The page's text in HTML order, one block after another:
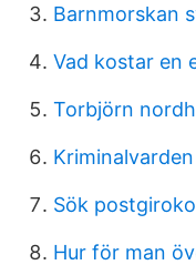
Barnmorskan
Vad kostar en
Torbjörn nordh
Sök
Hur för man